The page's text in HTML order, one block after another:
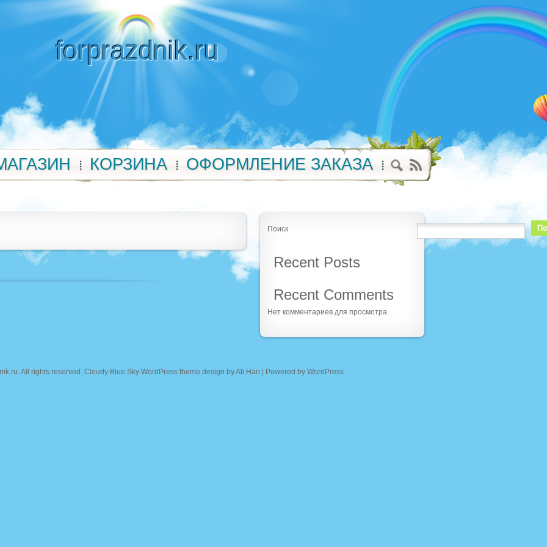
forprazdnik.ru
КОРЗИНА ОФОРМЛЕНИЕ ЗАКАЗА
Поиск
Recent Posts
Recent Comments
Нет комментариев для просмотра.
. All rights reserved. Cloudy Blue Sky WordPress theme design byAli Han | Powered by WordPress